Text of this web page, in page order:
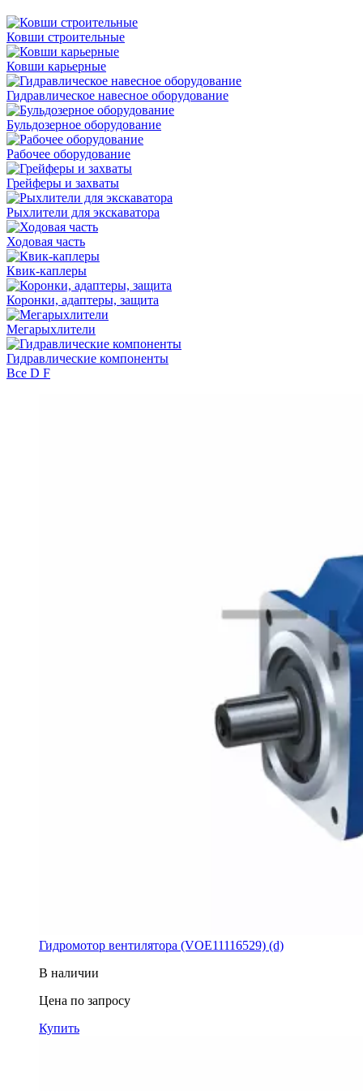
Ковши строительные
Ковши карьерные
Гидравлическое навесное оборудование
Бульдозерное оборудование
Рабочее оборудование
Грейферы и захваты
Рыхлители для экскаватора
Ходовая часть
Квик-каплеры
Коронки, адаптеры, защита
Мегарыхлители
Гидравлические компоненты
Все D F
Гидромотор вентилятора (VOE11116529) (d)
В наличии
Цена по запросу
Купить